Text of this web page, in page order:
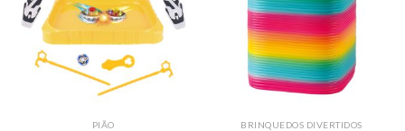
PIÃO BRINQUEDOS DIVERTIDOS